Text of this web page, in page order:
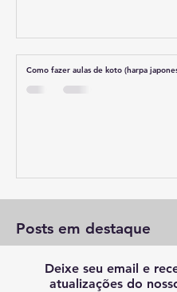
Como fazer aulas de koto (harpa
Posts em destaque
Deixe seu email e
atualizações do